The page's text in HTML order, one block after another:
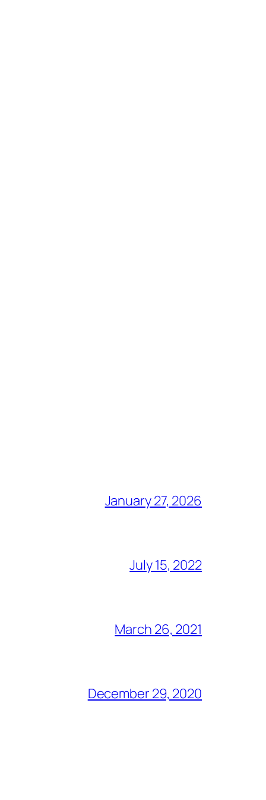
January 27, 2026
July 15, 2022
March 26, 2021
December 29, 2020